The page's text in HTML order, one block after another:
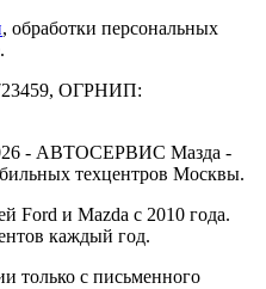
, обработки персональных
ОГРНИП:
- АВТОСЕРВИС Мазда -
техцентров Москвы.
Ford и Mazda с 2010 года.
каждый год.
только с письменного